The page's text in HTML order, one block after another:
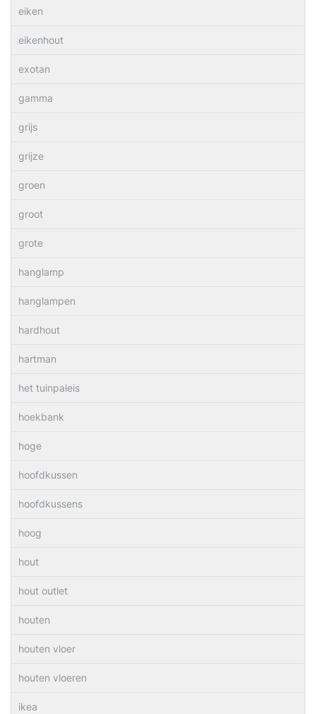
eiken
eikenhout
exotan
gamma
grijs
grijze
groen
groot
grote
hanglamp
hanglampen
hardhout
hartman
het tuinpaleis
hoekbank
hoge
hoofdkussen
hoofdkussens
hoog
hout
hout outlet
houten
houten vloer
houten vloeren
ikea